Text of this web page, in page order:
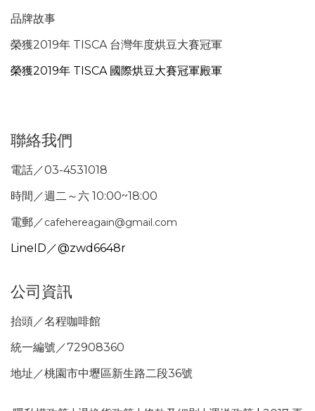
品牌故事
榮獲2019年 TISCA 台灣年度烘豆大賽冠軍
榮獲2019年 TISCA 國際烘豆大賽冠軍殿軍
聯絡我們
電話／03-4531018
時間／週二～六 10:00~18:00
電郵／cafehereagain@gmail.com
LineID／@zwd6648r
公司資訊
抬頭／名程咖啡館
統一編號／72908360
地址／桃園市中壢區新生路二段36號